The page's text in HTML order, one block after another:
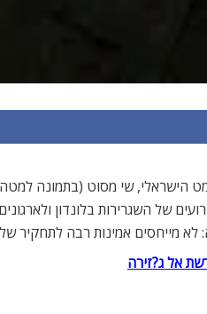
של השגרירות בלונדון
לא מייחסים אמינות רבה לתחקיר
אל ג?זירה